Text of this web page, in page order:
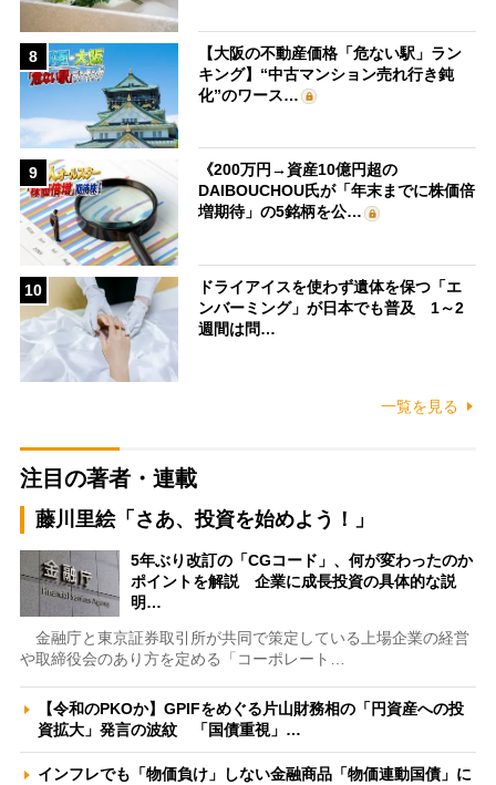
8
【大阪の不動産価格「危ない駅」ラン
キング】“中古マンション売れ行き鈍
化”のワース…
9
《200万円→資産10億円超の
DAIBOUCHOU氏が「年末までに株価倍
増期待」の5銘柄を公…
10
ドライアイスを使わず遺体を保つ「エ
ンバーミング」が日本でも普及 1～2
週間は問…
一覧を見る
注目の著者・連載
藤川里絵「さあ、投資を始めよう！」
5年ぶり改訂の「CGコード」、何が変わったのか
ポイントを解説 企業に成長投資の具体的な説
明…
金融庁と東京証券取引所が共同で策定している上場企業の経営
や取締役会のあり方を定める「コーポレート…
【令和のPKOか】GPIFをめぐる片山財務相の「円資産への投
資拡大」発言の波紋 「国債重視」…
インフレでも「物価負け」しない金融商品「物価連動国債」に